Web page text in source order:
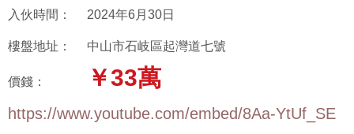
入伙時間： 2024年6月30日
樓盤地址： 中山市石岐區起灣道七號
價錢： ￥33萬
https://www.youtube.com/embed/8Aa-YtUf_SE